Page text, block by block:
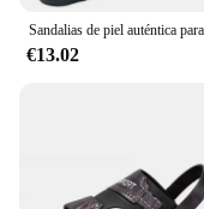
€13.02